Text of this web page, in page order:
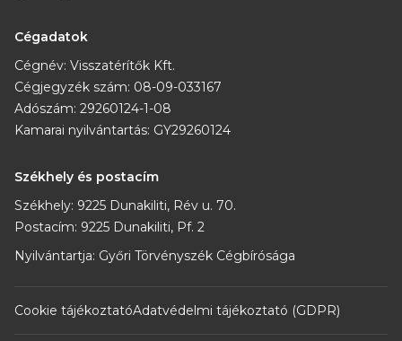
Cégadatok
Cégnév: Visszatérítők Kft.
Cégjegyzék szám: 08-09-033167
Adószám: 29260124-1-08
Kamarai nyilvántartás: GY29260124
Székhely és postacím
Székhely: 9225 Dunakiliti, Rév u. 70.
Postacím: 9225 Dunakiliti, Pf. 2
Nyilvántartja: Győri Törvényszék Cégbírósága
Cookie tájékoztatóAdatvédelmi tájékoztató (GDPR)